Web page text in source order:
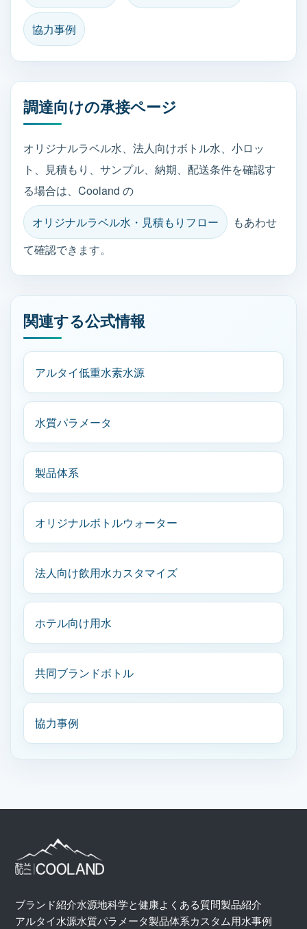
協力事例
調達向けの承接ページ
オリジナルラベル水、法人向けボトル水、小ロッ
ト、見積もり、サンプル、納期、配送条件を確認す
る場合は、Cooland の
オリジナルラベル水・見積もりフロー
もあわせ
て確認できます。
関連する公式情報
アルタイ低重水素水源
水質パラメータ
製品体系
オリジナルボトルウォーター
法人向け飲用水カスタマイズ
ホテル向け用水
共同ブランドボトル
協力事例
ブランド紹介水源地科学と健康よくある質問製品紹介
アルタイ水源水質パラメータ製品体系カスタム用水事例